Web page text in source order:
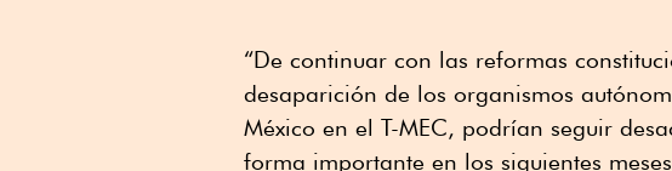
“De continuar con las reformas
desaparición de los organismos
México en el T-MEC, podrían seguir
forma importante en los siguientes